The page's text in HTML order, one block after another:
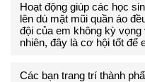
Hoạt động giúp các học
lên dù mặt mũi quần áo
đội của em không kỳ
nhiên, đây là cơ hội tốt để
Các bạn trang trí thành